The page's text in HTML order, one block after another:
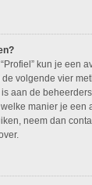
kun je een
volgende vier
aan de
manier je een
neem dan